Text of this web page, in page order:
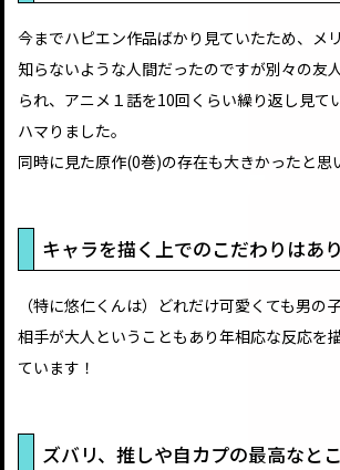
今までハピエン作品ばかり見ていたため、メ
知らないような人間だったのですが別々の友
られ、アニメ１話を10回くらい繰り返し見て
ハマりました。
同時に見た原作(0巻)の存在も大きかったと思
キャラを描く上でのこだわりはあ
（特に悠仁くんは）どれだけ可愛くても男の
相手が大人ということもあり年相応な反応を
ています！
ズバリ、推しや自カプの最高なと